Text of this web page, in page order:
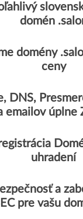
domén
domény
ceny
DNS,
emailov úplne
uhradení
a
pre vašu